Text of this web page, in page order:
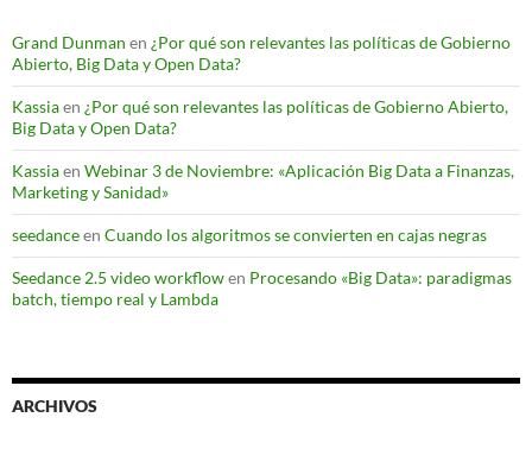
Grand Dunman en ¿Por qué son relevantes las políticas de Gobierno
Abierto, Big Data y Open Data?
Kassiaen ¿Por qué son relevantes las políticas de Gobierno Abierto,
Big Data y Open Data?
Kassiaen Webinar 3 de Noviembre: «Aplicación Big Data a Finanzas,
Marketing y Sanidad»
seedanceen Cuando los algoritmos se convierten en cajas negras
Seedance 2.5 video workflowen Procesando «Big Data»: paradigmas
batch, tiempo real y Lambda
ARCHIVOS